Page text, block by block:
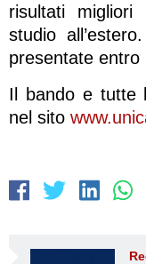
risultati migliori
studio
presentate entro
Il bando e tutte
nel sito